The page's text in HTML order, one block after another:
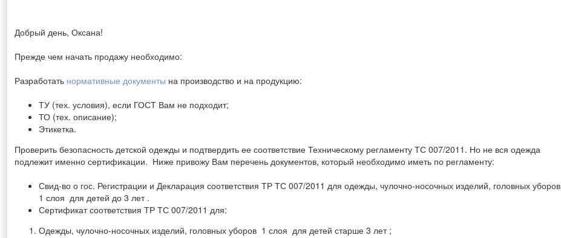
Добрый день, Оксана!
Прежде чем начать продажу необходимо:
Разработать нормативные документы на производство и на продукцию:
ТУ (тех. условия), если ГОСТ Вам не подходит;
ТО (тех. описание);
Этикетка.
Проверить безопасность детской одежды и подтвердить ее соответствие Техническому регламенту ТС 007/2011. Но не вся одежда
подлежит именно сертификации. Ниже привожу Вам перечень документов, который необходимо иметь по регламенту:
Свид-во о гос. Регистрации и Декларация соответствия ТР ТС 007/2011 для одежды, чулочно-носочных изделий, головных уборов
1 слоя для детей до 3 лет .
Сертификат соответствия ТР ТС 007/2011 для:
Одежды, чулочно-носочных изделий, головных уборов 1 слоя для детей старше 3 лет ;